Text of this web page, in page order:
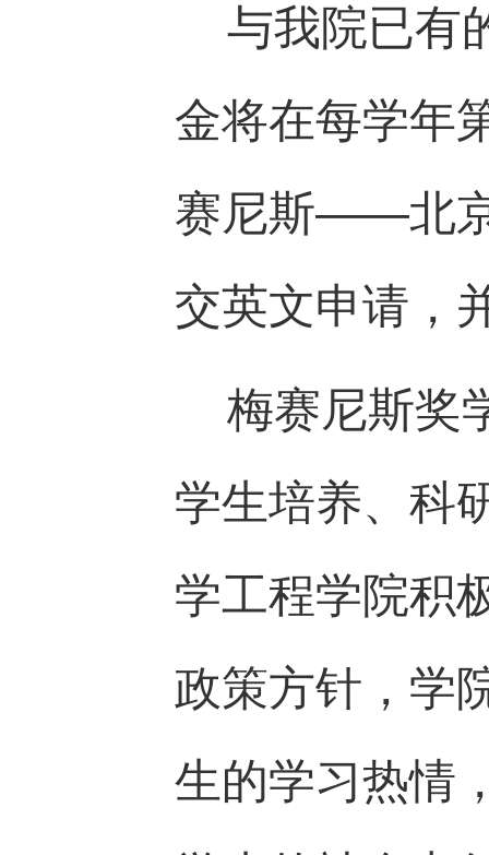
与我院已有
金将在每学年
赛尼斯——北京
交英文申请，
梅赛尼斯奖
学生培养、科
学工程学院积
政策方针，学
生的学习热情